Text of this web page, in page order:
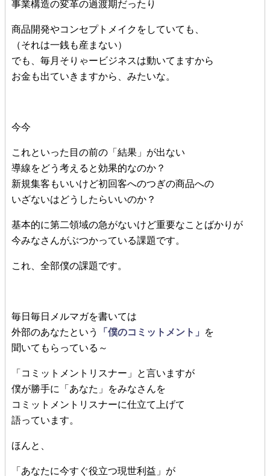
事業構造の変革の過渡期だったり
商品開発やコンセプトメイクをしていても、
（それは一銭も産まない）
でも、毎月そりゃービジネスは動いてますから
お金も出ていきますから、みたいな。
今今
これといった目の前の「結果」が出ない
導線をどう考えると効果的なのか？
新規集客もいいけど初回客へのつぎの商品への
いざないはどうしたらいいのか？
基本的に第二領域の急がないけど重要なことばかりが
今みなさんがぶつかっている課題です。
これ、全部僕の課題です。
毎日毎日メルマガを書いては
外部のあなたという
「僕のコミットメント」
を
聞いてもらっている～
「コミットメントリスナー」と言いますが
僕が勝手に「あなた」をみなさんを
コミットメントリスナーに仕立て上げて
語っています。
ほんと、
「あなたに今すぐ役立つ現世利益」が